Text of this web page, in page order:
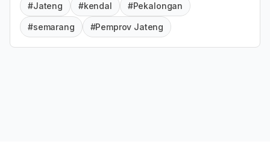
#Jateng #kendal #Pekalongan
#semarang #Pemprov Jateng